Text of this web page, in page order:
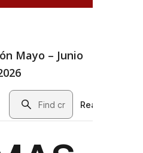
Mayo – Junio